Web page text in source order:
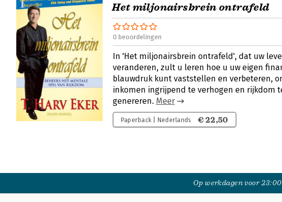
Het miljonairsbrein ontrafeld
0 beoordelingen
In 'Het miljonairsbrein ontrafeld', dat uw
veranderen, zult u leren hoe u uw eigen
blauwdruk kunt vaststellen en verbeteren,
inkomen ingrijpend te verhogen en rijkdom
genereren. Meer
Paperback | Nederlands € 22,50
Op werkdagen voor